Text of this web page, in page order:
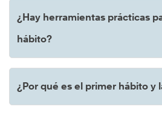
¿Hay herramientas prácticas
hábito?
¿Por qué es el primer hábito y